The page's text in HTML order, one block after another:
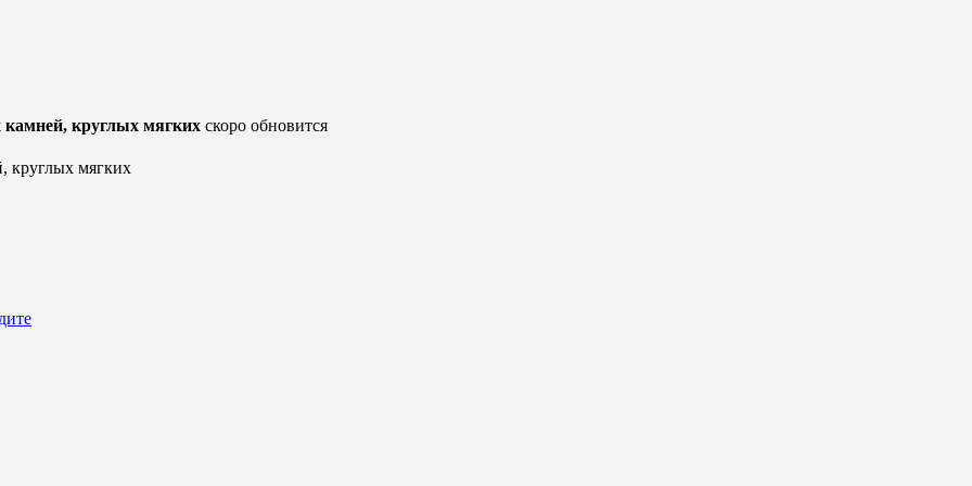
круглых мягких скоро обновится
круглых мягких